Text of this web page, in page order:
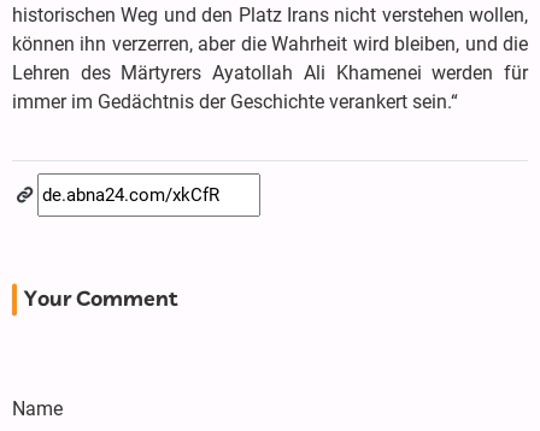
historischen Weg und den Platz Irans nicht verstehen wollen,
können ihn verzerren, aber die Wahrheit wird bleiben, und die
Lehren des Märtyrers Ayatollah Ali Khamenei werden für
immer im Gedächtnis der Geschichte verankert sein.“
Your Comment
Name